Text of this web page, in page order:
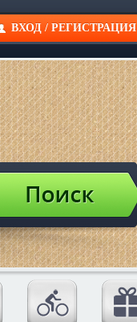
ВХОД/ РЕГИСТРАЦИЯ